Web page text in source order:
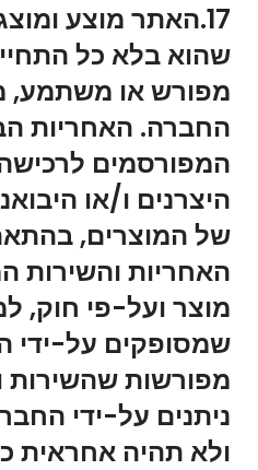
17.האתר מוצע
שהוא בלא כל
מפורש או משתמע,
החברה. האחריות
המפורסמים
היצרנים ו/או
של המוצרים,
האחריות והשירות
מוצר ועל-פי חוק,
שמסופקים על-ידי
מפורשות שהשירות
ניתנים על-ידי
ולא תהיה אחראית